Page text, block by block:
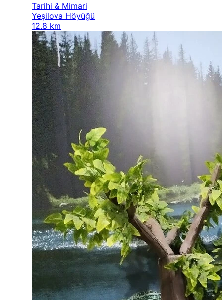
Tarihi & Mimari
Yeşilova Höyüğü
12.8 km